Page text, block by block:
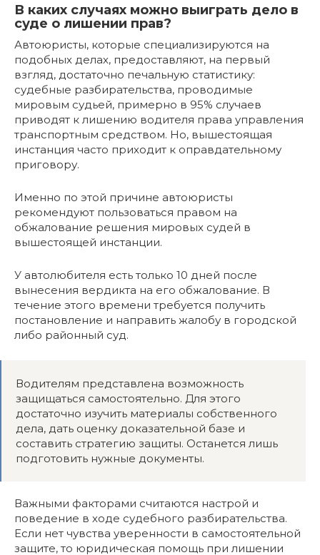
В каких случаях можно выиграть дело в
суде о лишении прав?
Автоюристы, которые специализируются на
подобных делах, предоставляют, на первый
взгляд, достаточно печальную статистику:
судебные разбирательства, проводимые
мировым судьей, примерно в 95% случаев
приводят к лишению водителя права управления
транспортным средством. Но, вышестоящая
инстанция часто приходит к оправдательному
приговору.
Именно по этой причине автоюристы
рекомендуют пользоваться правом на
обжалование решения мировых судей в
вышестоящей инстанции.
У автолюбителя есть только 10 дней после
вынесения вердикта на его обжалование. В
течение этого времени требуется получить
постановление и направить жалобу в городской
либо районный суд.
Водителям представлена возможность
защищаться самостоятельно. Для этого
достаточно изучить материалы собственного
дела, дать оценку доказательной базе и
составить стратегию защиты. Останется лишь
подготовить нужные документы.
Важными факторами считаются настрой и
поведение в ходе судебного разбирательства.
Если нет чувства уверенности в самостоятельной
защите, то юридическая помощь при лишении